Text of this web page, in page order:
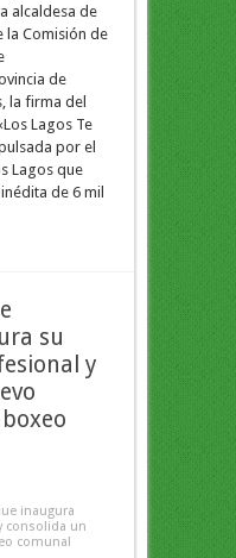
alcaldesa de
la Comisión de
de
la firma del
Lagos Te
por el
Lagos que
de 6 mil
su
y
inaugura
consolida un
comunal